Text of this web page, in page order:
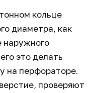
кольце
диаметра, как
наружного
это делать
на перфораторе.
проверяют